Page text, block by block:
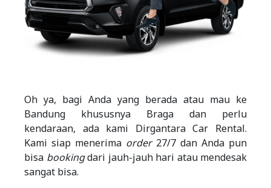
Oh ya, bagi Anda yang berada atau mau ke
Bandung khususnya Braga dan perlu
kendaraan, ada kami Dirgantara Car Rental.
Kami siap menerima order27/7 dan Anda pun
bisa bookingdari jauh-jauh hari atau mendesak
sangat bisa.